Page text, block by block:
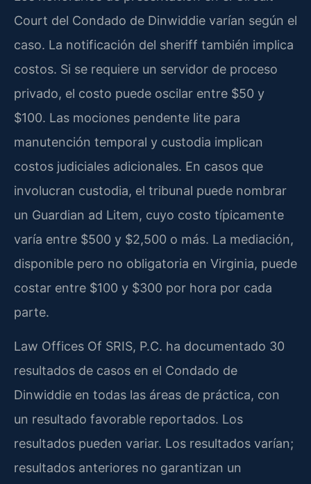
Court del Condado de Dinwiddie varían según el
caso. La notificación del sheriff también implica
costos. Si se requiere un servidor de proceso
privado, el costo puede oscilar entre $50 y
$100. Las mociones pendente lite para
manutención temporal y custodia implican
costos judiciales adicionales. En casos que
involucran custodia, el tribunal puede nombrar
un Guardian ad Litem, cuyo costo típicamente
varía entre $500 y $2,500 o más. La mediación,
disponible pero no obligatoria en Virginia, puede
costar entre $100 y $300 por hora por cada
parte.
Law Offices Of SRIS, P.C. ha documentado 30
resultados de casos en el Condado de
Dinwiddie en todas las áreas de práctica, con
un resultado favorable reportados. Los
resultados pueden variar. Los resultados varían;
resultados anteriores no garantizan un